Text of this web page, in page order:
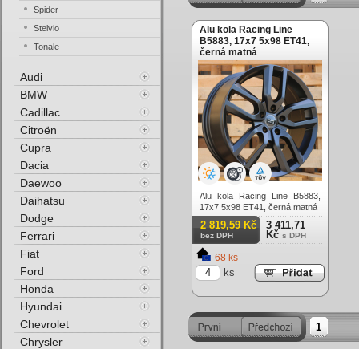
Alu kola Racing Line
B5883, 17x7 5x98 ET41,
černá matná
Alu kola Racing Line B5883,
17x7 5x98 ET41, černá matná
2 819,59 Kč
bez DPH
3 411,71
Kč s DPH
68 ks
ks
1
Spider
Stelvio
Tonale
Audi
BMW
Cadillac
Citroën
Cupra
Dacia
Daewoo
Daihatsu
Dodge
Ferrari
Fiat
Ford
Honda
Hyundai
Chevrolet
Chrysler